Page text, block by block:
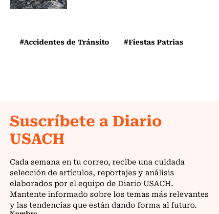
#Accidentes de Tránsito #Fiestas Patrias